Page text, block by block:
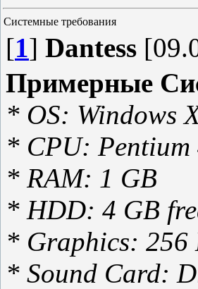
Системные требования
[1] Dantess
Примерные
* OS: Windows
* CPU:
* RAM: 1 GB
* HDD: 4 GB
* Graphics: 256
* Sound Card: